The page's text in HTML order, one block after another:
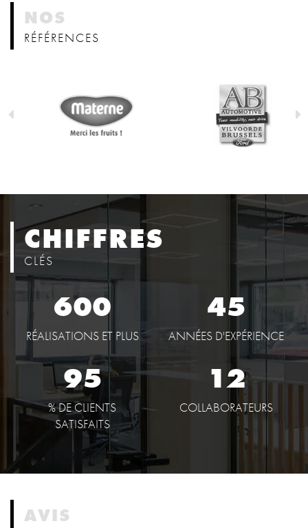
NOS
RÉFÉRENCES
CHIFFRES
CLÉS
600
RÉALISATIONS ET PLUS
45
ANNÉES D'EXPÉRIENCE
95
% DE CLIENTS
SATISFAITS
12
COLLABORATEURS
AVIS